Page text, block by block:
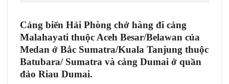
Cảng biển Hải Phòng chở hàng đi cảng
Malahayati thuộc Aceh Besar/Belawan của
Medan ở Bắc Sumatra/Kuala Tanjung thuộc
Batubara/ Sumatra và cảng Dumai ở quần
đảo Riau Dumai.